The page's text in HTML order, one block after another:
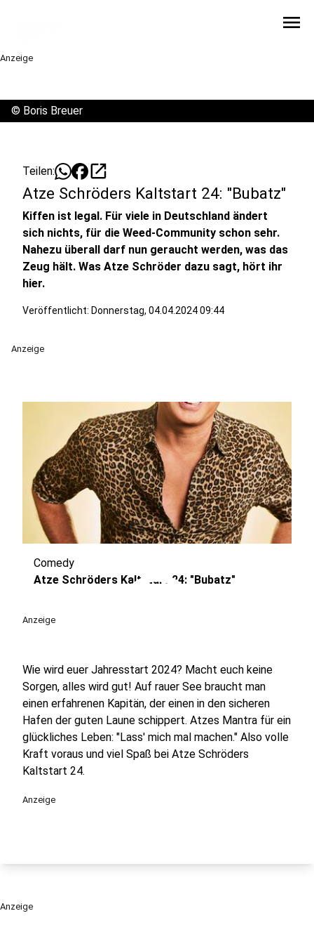
menu
Anzeige
© Boris Breuer
Teilen: open_in_new
Atze Schröders Kaltstart 24: "Bubatz"
Kiffen ist legal. Für viele in Deutschland ändert
sich nichts, für die Weed-Community schon sehr.
Nahezu überall darf nun geraucht werden, was das
Zeug hält. Was Atze Schröder dazu sagt, hört ihr
hier.
Veröffentlicht: Donnerstag, 04.04.2024 09:44
Anzeige
play_circle
Comedy
Atze Schröders Kaltstart 24: "Bubatz"
Anzeige
Wie wird euer Jahresstart 2024? Macht euch keine
Sorgen, alles wird gut! Auf rauer See braucht man
einen erfahrenen Kapitän, der einen in den sicheren
Hafen der guten Laune schippert. Atzes Mantra für ein
glückliches Leben: "Lass' mich mal machen." Also volle
Kraft voraus und viel Spaß bei Atze Schröders
Kaltstart 24.
Anzeige
Anzeige